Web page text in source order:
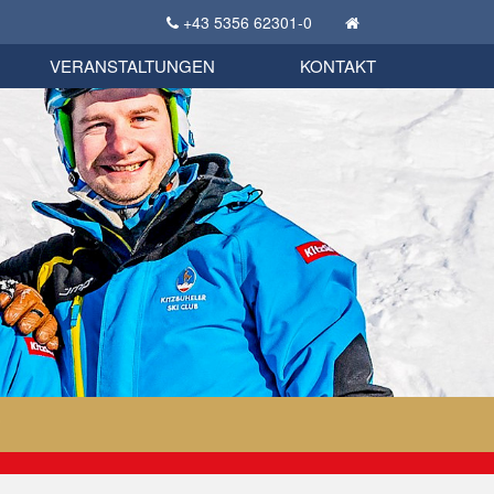
+43 5356 62301-0
KSC Sportgeschichte
Bekleidungsshop
VERANSTALTUNGEN KONTAKT